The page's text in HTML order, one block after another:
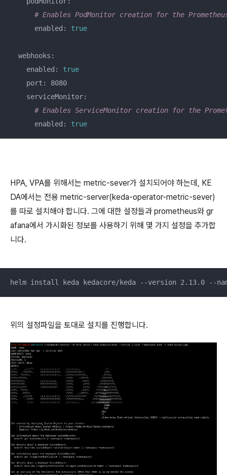
# Enables PodMonitor creation for the
      enabled:
true
  webhooks:
    enabled:
true
    port: 8080
    serviceMonitor:
# Enables ServiceMonitor creation for the
      enabled:
true
HPA, VPA를 위해서는 metric-sever가 설치되어야 하는데, KE
DA에서는 전용 metric-server(keda-operator-metric-sever)
를 따로 설치해야 합니다. 그에 대한 설정들과 prometheus와 gr
afana에서 가시화된 정보를 사용하기 위해 몇 가지 설정을 추가합
니다.
helm install keda kedacore/keda --version 2.13.0 --
위의 설정파일을 토대로 설치를 진행합니다.